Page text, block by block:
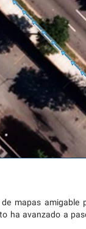
mapas amigable
ha avanzado a